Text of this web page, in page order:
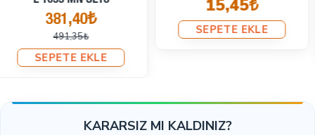
altında yeni ürünler getirmeye devam eden birçok yeni
müşteri bulacağımızdan eminiz.
--------------------
Ürünlerimizi size en hızlı şekilde ulaştırmak için en ucuz
nakliye şirketleri ile çalışıyoruz. Hazır ürünlerimizi
743,40₺
946,99₺
SEPETE EKLE
505,35₺
439,49₺
SEPETE EKLE
KARARSIZ MI KALDINIZ?